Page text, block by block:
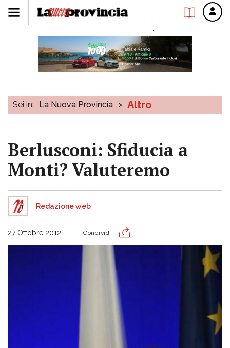
Sei in: La Nuova Provincia > Altro
Berlusconi: Sfiducia a
Monti? Valuteremo
Redazione web
27 Ottobre 2012 Condividi